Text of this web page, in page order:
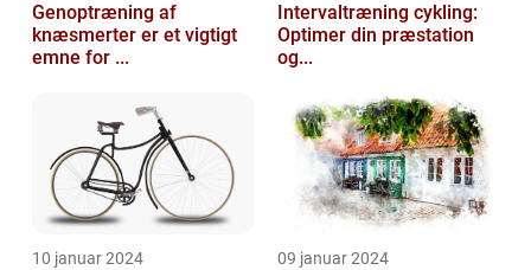
Genoptræning af
knæsmerter er et vigtigt
emne for ...
Intervaltræning cykling:
Optimer din præstation
og...
10 januar 2024 09 januar 2024